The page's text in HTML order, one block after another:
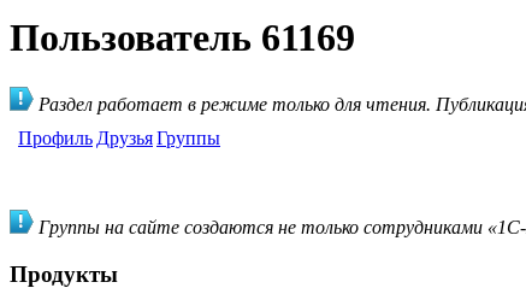
Пользователь 61169
Раздел работает в режиме только для чтения.
Профиль ДрузьяГруппы
Группы на сайте создаются не только сотрудниками
Продукты